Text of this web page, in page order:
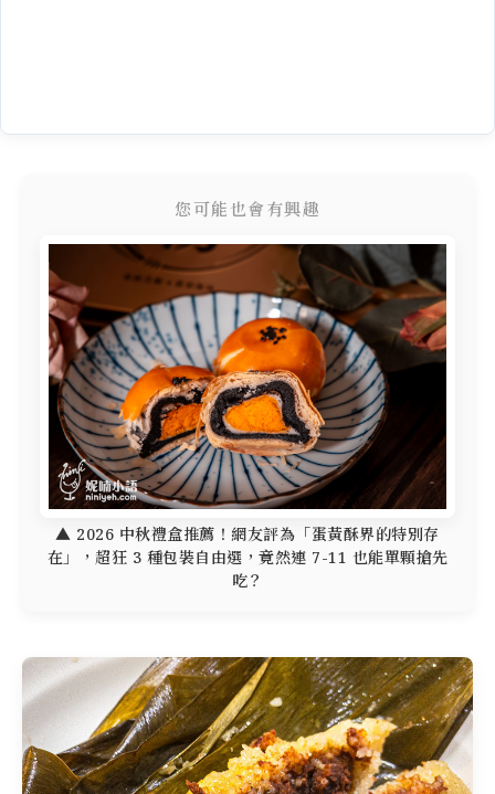
您可能也會有興趣
▲ 2026 中秋禮盒推薦！網友評為「蛋黃酥界的特別存
在」，超狂 3 種包裝自由選，竟然連 7-11 也能單顆搶先
吃？